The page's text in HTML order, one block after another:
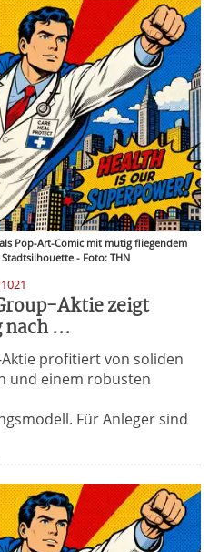
Pop-Art-Comic mit mutig fliegendem
- Foto: THN
Aktie zeigt
...
profitiert von soliden
und einem robusten
Für Anleger sind